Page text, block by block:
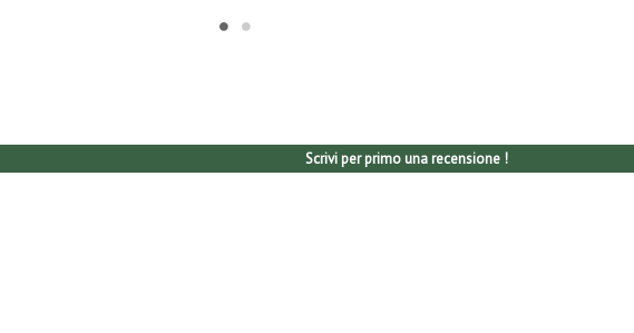
Scrivi per primo una recensione !